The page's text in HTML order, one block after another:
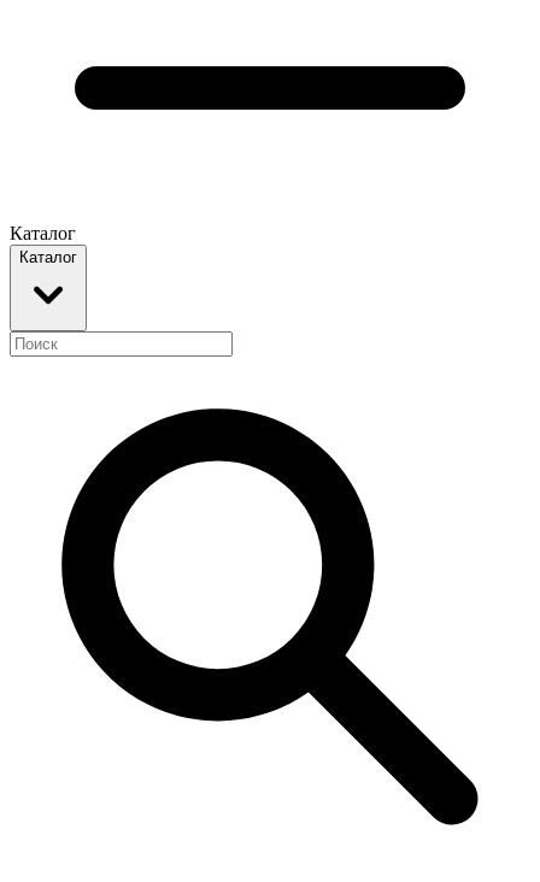
Каталог
Каталог